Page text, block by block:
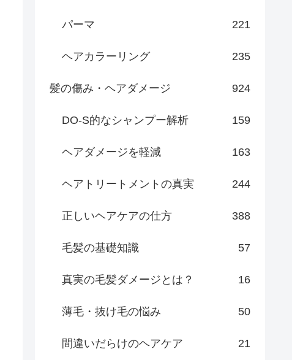
パーマ 221
ヘアカラーリング 235
髪の傷み・ヘアダメージ 924
DO-S的なシャンプー解析 159
ヘアダメージを軽減 163
ヘアトリートメントの真実 244
正しいヘアケアの仕方 388
毛髪の基礎知識 57
真実の毛髪ダメージとは？ 16
薄毛・抜け毛の悩み 50
間違いだらけのヘアケア 21